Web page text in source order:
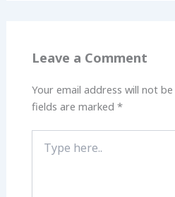
Leave a Comment
Your email address will not
fields are marked*
here..